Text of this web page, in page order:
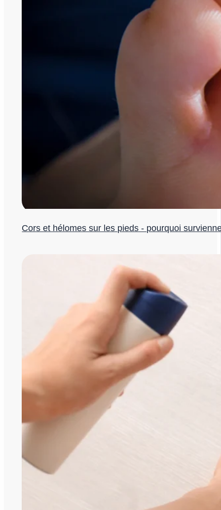
Cors et hélomes sur les pieds - pourquoi